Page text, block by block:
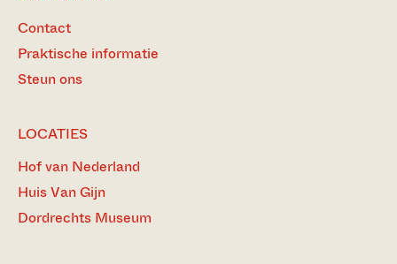
Contact
Praktische informatie
Steun ons
LOCATIES
Hof van Nederland
Huis Van Gijn
Dordrechts Museum